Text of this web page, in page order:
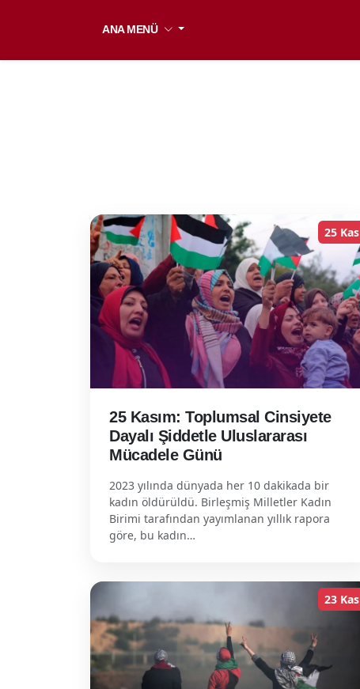
ANA MENÜ
25 Kas
25 Kasım: Toplumsal Cinsiyete
Dayalı Şiddetle Uluslararası
Mücadele Günü
2023 yılında dünyada her 10 dakikada bir
kadın öldürüldü. Birleşmiş Milletler Kadın
Birimi tarafından yayımlanan yıllık rapora
göre, bu kadın…
23 Kas